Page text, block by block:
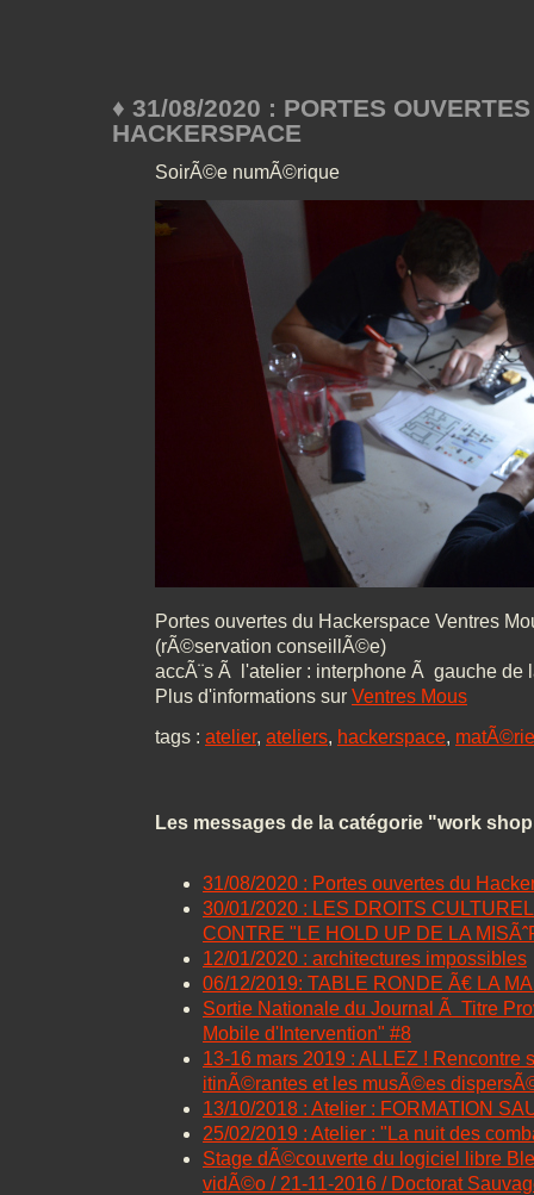
♦ 31/08/2020 : PORTES
HACKERSPACE
SoirÃ©e numÃ©rique
Portes ouvertes du Hackerspace Ventres
(rÃ©servation conseillÃ©e)
accÃ¨s Ã l'atelier : interphone Ã gauche de
Plus d'informations sur Ventres Mous
tags : atelier, ateliers, hackerspace,
Les messages de la catégorie "work
31/08/2020 : Portes ouvertes du
30/01/2020 : LES DROITS
CONTRE "LE HOLD UP DE LA
12/01/2020 : architectures impossibles
06/12/2019: TABLE RONDE Ã€ LA
Sortie Nationale du Journal Ã Titre
Mobile d'Intervention" #8
13-16 mars 2019 : ALLEZ ! Rencontre
itinÃ©rantes et les musÃ©es
13/10/2018 : Atelier : FORMATION
25/02/2019 : Atelier : "La nuit des
Stage dÃ©couverte du logiciel libre
vidÃ©o / 21-11-2016 / Doctorat